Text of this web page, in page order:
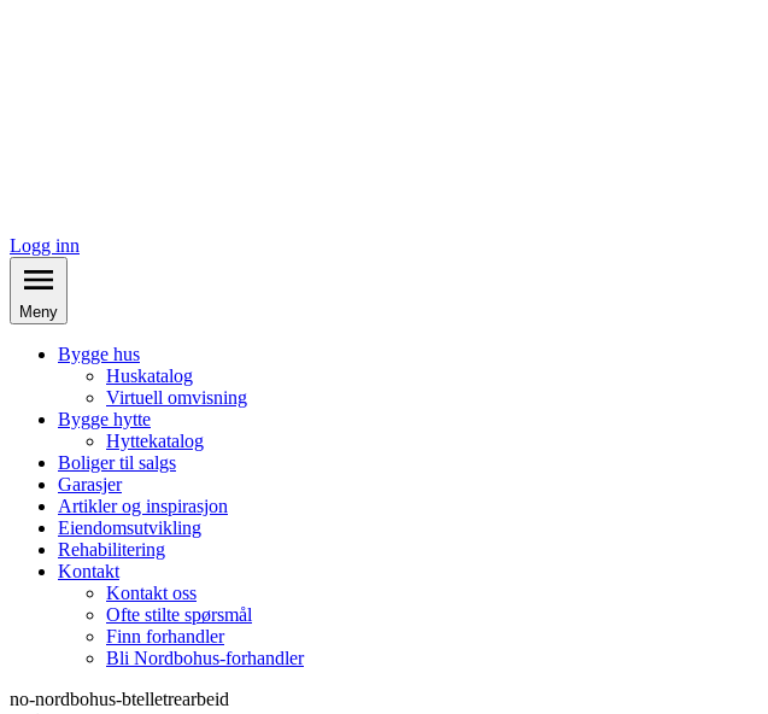
Logg inn
Meny
Bygge hus
Huskatalog
Virtuell omvisning
Bygge hytte
Hyttekatalog
Boliger til salgs
Garasjer
Artikler og inspirasjon
Eiendomsutvikling
Rehabilitering
Kontakt
Kontakt oss
Ofte stilte spørsmål
Finn forhandler
Bli Nordbohus-forhandler
no-nordbohus-btelletrearbeid